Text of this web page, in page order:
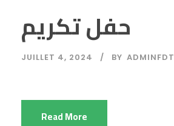
حفل تكريم
JUILLET 4, 2024 BY ADMINFDT
Read More